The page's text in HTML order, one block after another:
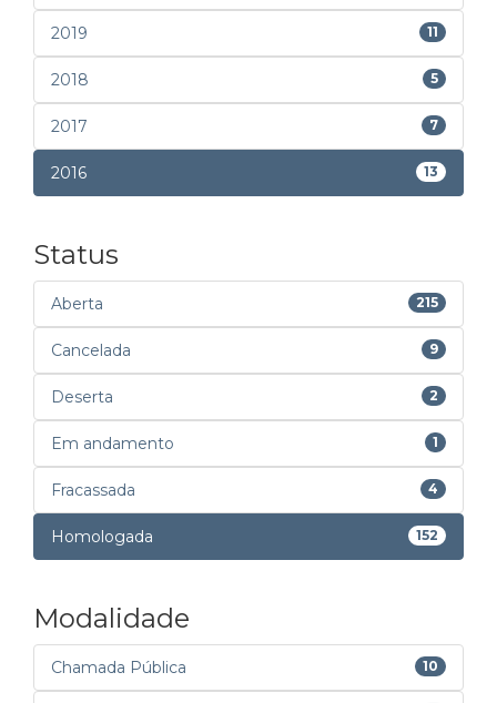
2019 11
2018 5
2017 7
2016 13
Status
Aberta 215
Cancelada 9
Deserta 2
Em andamento 1
Fracassada 4
Homologada 152
Modalidade
Chamada Pública 10